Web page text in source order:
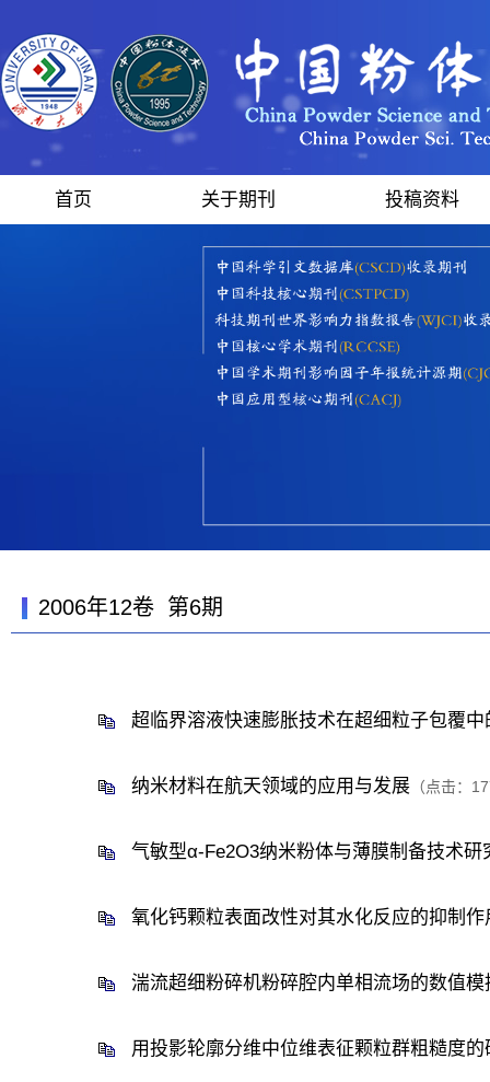
首页 关于期刊 投稿资料
2006年12卷 第6期
超临界溶液快速膨胀技术在超细粒子包覆中
纳米材料在航天领域的应用与发展 （点击：
气敏型α-Fe2O3纳米粉体与薄膜制备技术研
氧化钙颗粒表面改性对其水化反应的抑制作
湍流超细粉碎机粉碎腔内单相流场的数值模
用投影轮廓分维中位维表征颗粒群粗糙度的